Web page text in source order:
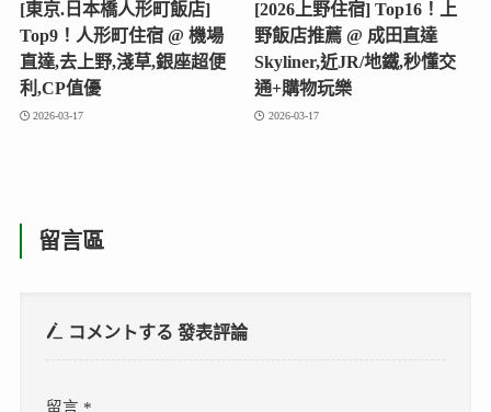
[東京.日本橋人形町飯店]
Top9！人形町住宿 @ 機場
直達,去上野,淺草,銀座超便
利,CP值優
2026-03-17
[2026上野住宿] Top16！上
野飯店推薦 @ 成田直達
Skyliner,近JR/地鐵,秒懂交
通+購物玩樂
2026-03-17
留言區
コメントする發表評論
留言 *